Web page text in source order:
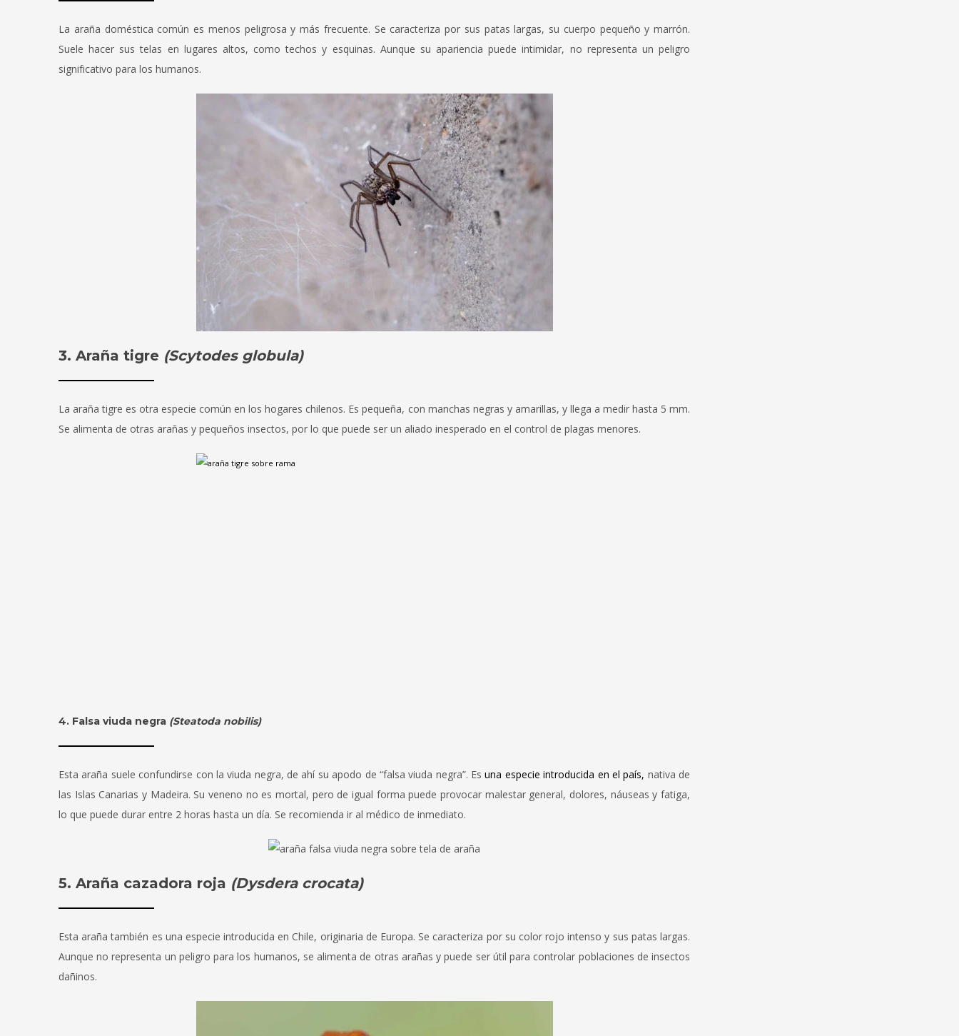
La araña doméstica común es menos peligrosa y más frecuente. Se caracteriza por sus patas largas, su cuerpo pequeño y marrón.
Suele hacer sus telas en lugares altos, como techos y esquinas. Aunque su apariencia puede intimidar, no representa un peligro
significativo para los humanos.
3. Araña tigre (Scytodes globula)
La araña tigre es otra especie común en los hogares chilenos. Es pequeña, con manchas negras y amarillas, y llega a medir hasta 5 mm.
Se alimenta de otras arañas y pequeños insectos, por lo que puede ser un aliado inesperado en el control de plagas menores.
4. Falsa viuda negra (Steatoda nobilis)
Esta araña suele confundirse con la viuda negra, de ahí su apodo de “falsa viuda negra”. Esuna especie introducida en el país, nativa de
las Islas Canarias y Madeira. Su veneno no es mortal, pero de igual forma puede provocar malestar general, dolores, náuseas y fatiga,
lo que puede durar entre 2 horas hasta un día. Se recomienda ir al médico de inmediato.
5. Araña cazadora roja (Dysdera crocata)
Esta araña también es una especie introducida en Chile, originaria de Europa. Se caracteriza por su color rojo intenso y sus patas largas.
Aunque no representa un peligro para los humanos, se alimenta de otras arañas y puede ser útil para controlar poblaciones de insectos
dañinos.